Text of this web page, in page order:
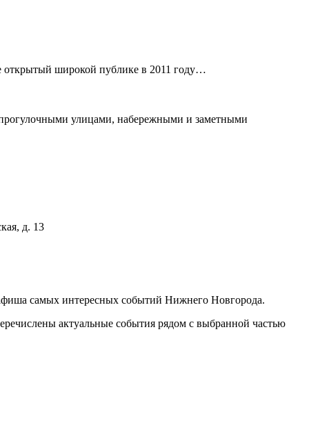
открытый широкой публике в 2011 году…
улицами, набережными и заметными
д. 13
самых интересных событий Нижнего Новгорода.
актуальные события рядом с выбранной частью